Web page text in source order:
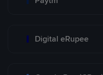
Digital eRupee